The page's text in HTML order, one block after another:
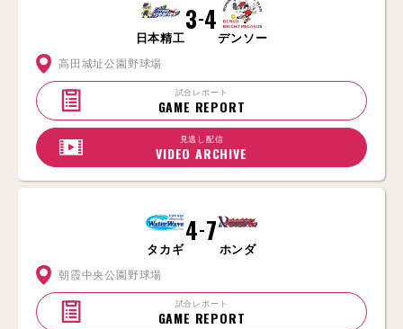
日本精工
3-4
デンソー
高田城址公園野球場
試合レポート
GAME REPORT
見逃し配信
VIDEO ARCHIVE
タカギ
4-7
ホンダ
朝霞中央公園野球場
試合レポート
GAME REPORT